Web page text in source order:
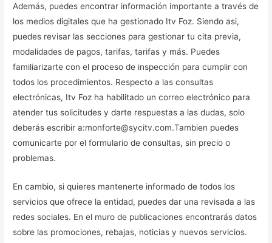
Además, puedes encontrar información importante a través de
los medios digitales que ha gestionado Itv Foz. Siendo asi,
puedes revisar las secciones para gestionar tu cita previa,
modalidades de pagos, tarifas, tarifas y más. Puedes
familiarizarte con el proceso de inspección para cumplir con
todos los procedimientos. Respecto a las consultas
electrónicas, Itv Foz ha habilitado un correo electrónico para
atender tus solicitudes y darte respuestas a las dudas, solo
deberás escribir a:monforte@sycitv.com.Tambien puedes
comunicarte por el formulario de consultas, sin precio o
problemas.
En cambio, si quieres mantenerte informado de todos los
servicios que ofrece la entidad, puedes dar una revisada a las
redes sociales. En el muro de publicaciones encontrarás datos
sobre las promociones, rebajas, noticias y nuevos servicios.